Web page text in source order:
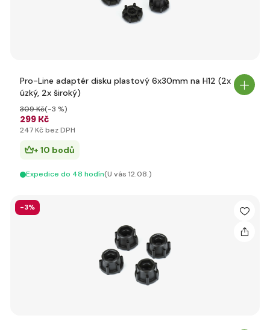
Pro-Line adaptér disku plastový 6x30mm na H12 (2x
úzký, 2x široký)
299 Kč
309 Kč(-3 %)
247 Kč bez DPH
+ 10 bodů
Expedice do 48 hodín(U vás 12.08.)
-3%